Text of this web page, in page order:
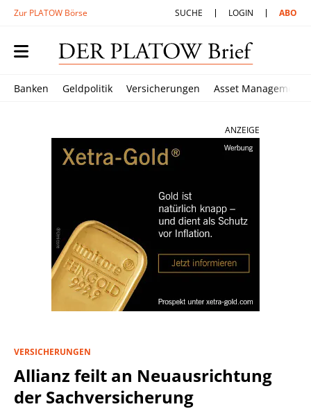
Zur PLATOW Börse SUCHE LOGIN ABO
Banken Geldpolitik Versicherungen Asset Management
ANZEIGE
VERSICHERUNGEN
Allianz feilt an Neuausrichtung
der Sachversicherung